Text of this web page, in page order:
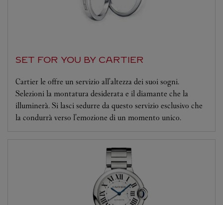
SET FOR YOU BY CARTIER
Cartier le offre un servizio all'altezza dei suoi sogni.
Selezioni la montatura desiderata e il diamante che la
illuminerà. Si lasci sedurre da questo servizio esclusivo che
la condurrà verso l'emozione di un momento unico.